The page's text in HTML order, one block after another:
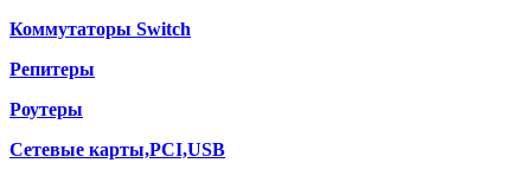
Коммутаторы Switch
Репитеры
Роутеры
Сетевые карты,PCI,USB